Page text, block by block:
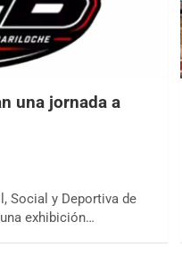
una jornada a
Social y Deportiva de
exhibición…